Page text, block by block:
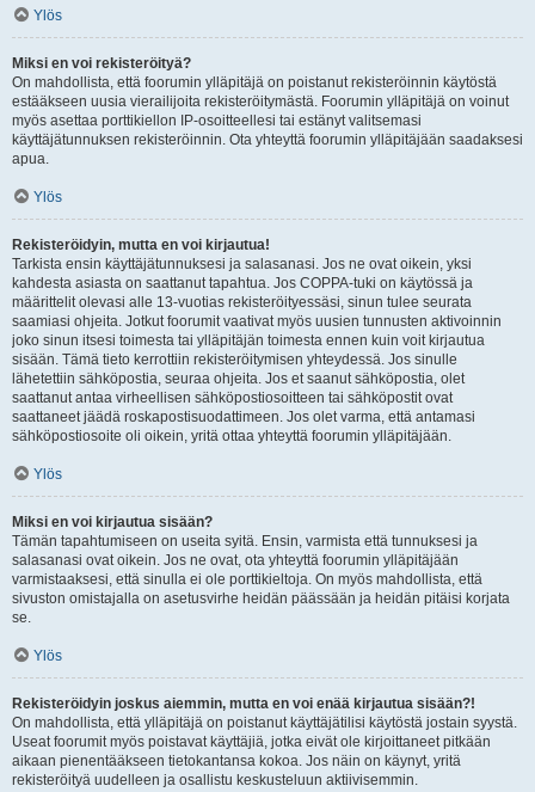
Ylös
Miksi en voi rekisteröityä?
On mahdollista, että foorumin ylläpitäjä on poistanut rekisteröinnin käytöstä
estääkseen uusia vierailijoita rekisteröitymästä. Foorumin ylläpitäjä on voinut
myös asettaa porttikiellon IP-osoitteellesi tai estänyt valitsemasi
käyttäjätunnuksen rekisteröinnin. Ota yhteyttä foorumin ylläpitäjään saadaksesi
apua.
Ylös
Rekisteröidyin, mutta en voi kirjautua!
Tarkista ensin käyttäjätunnuksesi ja salasanasi. Jos ne ovat oikein, yksi
kahdesta asiasta on saattanut tapahtua. Jos COPPA-tuki on käytössä ja
määrittelit olevasi alle 13-vuotias rekisteröityessäsi, sinun tulee seurata
saamiasi ohjeita. Jotkut foorumit vaativat myös uusien tunnusten aktivoinnin
joko sinun itsesi toimesta tai ylläpitäjän toimesta ennen kuin voit kirjautua
sisään. Tämä tieto kerrottiin rekisteröitymisen yhteydessä. Jos sinulle
lähetettiin sähköpostia, seuraa ohjeita. Jos et saanut sähköpostia, olet
saattanut antaa virheellisen sähköpostiosoitteen tai sähköpostit ovat
saattaneet jäädä roskapostisuodattimeen. Jos olet varma, että antamasi
sähköpostiosoite oli oikein, yritä ottaa yhteyttä foorumin ylläpitäjään.
Ylös
Miksi en voi kirjautua sisään?
Tämän tapahtumiseen on useita syitä. Ensin, varmista että tunnuksesi ja
salasanasi ovat oikein. Jos ne ovat, ota yhteyttä foorumin ylläpitäjään
varmistaaksesi, että sinulla ei ole porttikieltoja. On myös mahdollista, että
sivuston omistajalla on asetusvirhe heidän päässään ja heidän pitäisi korjata
se.
Ylös
Rekisteröidyin joskus aiemmin, mutta en voi enää kirjautua sisään?!
On mahdollista, että ylläpitäjä on poistanut käyttäjätilisi käytöstä jostain syystä.
Useat foorumit myös poistavat käyttäjiä, jotka eivät ole kirjoittaneet pitkään
aikaan pienentääkseen tietokantansa kokoa. Jos näin on käynyt, yritä
rekisteröityä uudelleen ja osallistu keskusteluun aktiivisemmin.